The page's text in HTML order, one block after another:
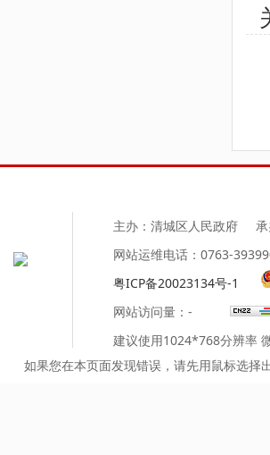
主办：清城区人民政府
网站运维电话：0763-
粤ICP备20023134号-1
网站访问量： -
建议使用1024*768分辨率
如果您在本页面发现错误，请先用鼠标选择